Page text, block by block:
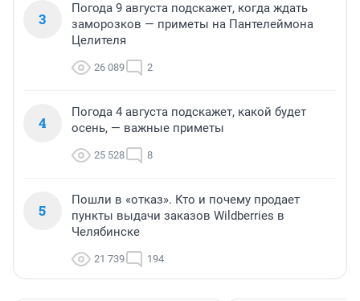
3
Погода 9 августа подскажет, когда ждать
заморозков — приметы на Пантелеймона
Целителя
26 089 2
4
Погода 4 августа подскажет, какой будет
осень, — важные приметы
25 528 8
5
Пошли в «отказ». Кто и почему продает
пункты выдачи заказов Wildberries в
Челябинске
21 739 194